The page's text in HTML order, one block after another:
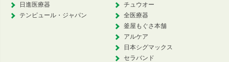
日進医療器
テンピュール・ジャパン
チュウオー
全医療器
釜屋もぐさ本舗
アルケア
日本シグマックス
セラバンド